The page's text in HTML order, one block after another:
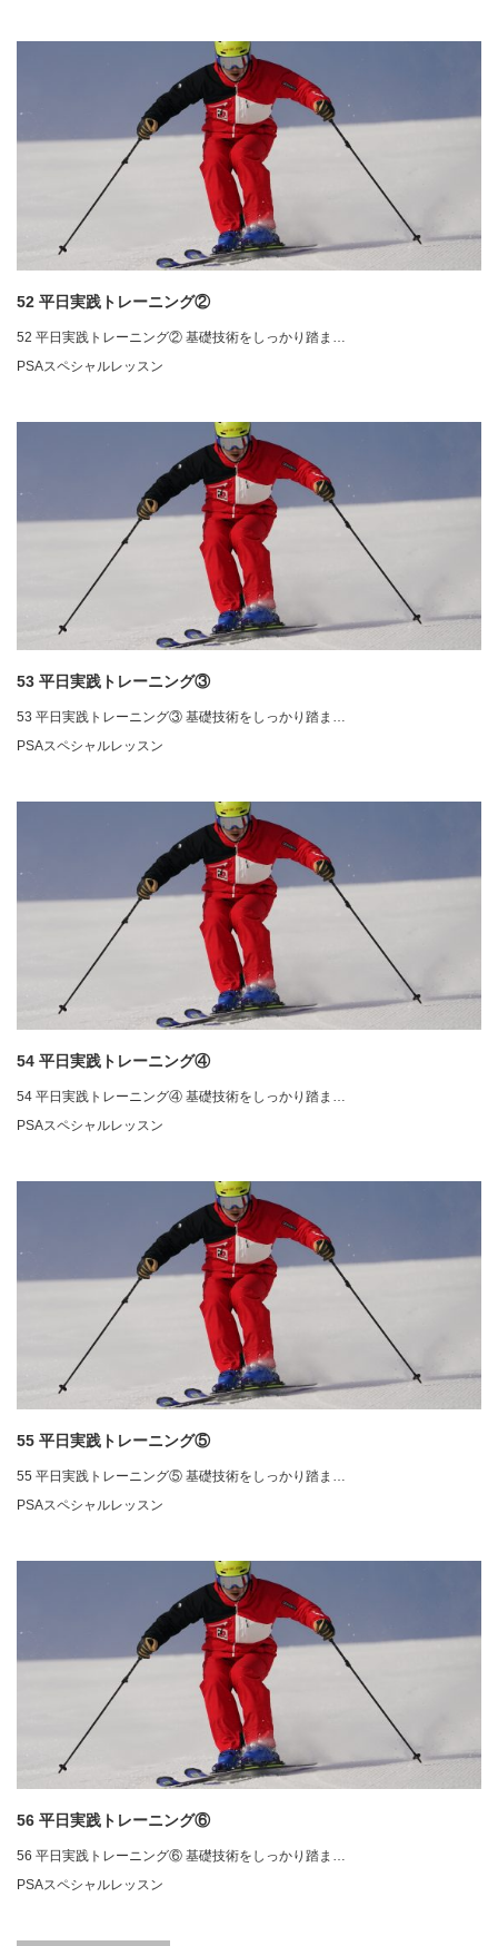
52 平日実践トレーニング②
52 平日実践トレーニング② 基礎技術をしっかり踏ま…
PSAスペシャルレッスン
53 平日実践トレーニング③
53 平日実践トレーニング③ 基礎技術をしっかり踏ま…
PSAスペシャルレッスン
54 平日実践トレーニング④
54 平日実践トレーニング④ 基礎技術をしっかり踏ま…
PSAスペシャルレッスン
55 平日実践トレーニング⑤
55 平日実践トレーニング⑤ 基礎技術をしっかり踏ま…
PSAスペシャルレッスン
56 平日実践トレーニング⑥
56 平日実践トレーニング⑥ 基礎技術をしっかり踏ま…
PSAスペシャルレッスン